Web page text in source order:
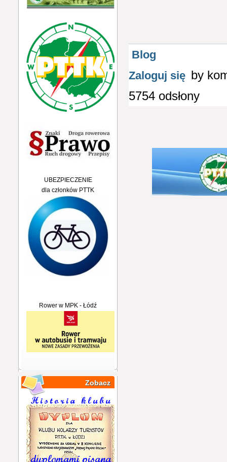
UBEZPIECZENIE
dla członków PTTK
Rower w MPK - Łódź
Zobacz
Blog
Zaloguj się by
5754 odsłony